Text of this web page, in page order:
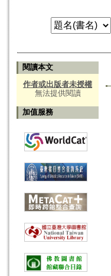
閱讀本文
作者或出版者未授權
無法提供閱讀
加值服務